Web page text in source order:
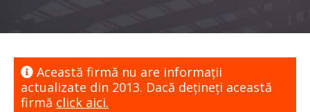
Această firmă nu are informaţii
actualizate din 2013. Dacă dețineți această
firmă click aici.